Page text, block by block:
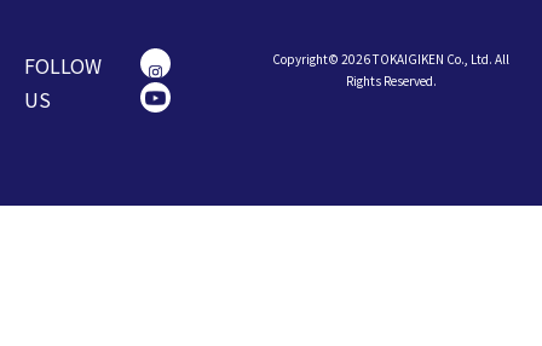
FOLLOW
US
Copyright© 2026 TOKAIGIKEN Co., Ltd. All
Rights Reserved.